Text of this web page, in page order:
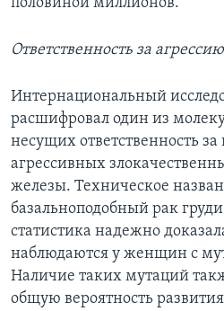
Ответственность за агрессию
Интернациональный
расшифровал один из
несущих ответственность
агрессивных
железы. Техническое
базальноподобный рак
статистика надежно
наблюдаются у женщин с
Наличие таких мутаций
общую вероятность